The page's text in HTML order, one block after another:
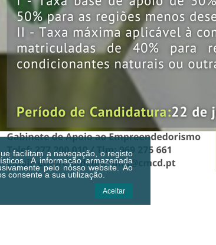
facilitam a navegação, o registo
A informação armazenada
pelo nosso website. Ao
consente a sua utilização.
Aceitar